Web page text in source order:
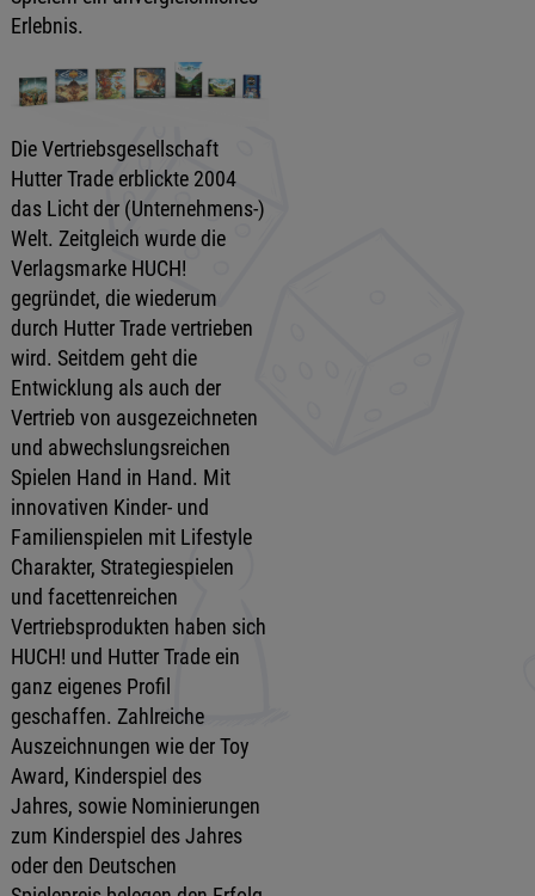
Erlebnis.
Die Vertriebsgesellschaft
Hutter Trade erblickte 2004
das Licht der (Unternehmens-)
Welt. Zeitgleich wurde die
Verlagsmarke HUCH!
gegründet, die wiederum
durch Hutter Trade vertrieben
wird. Seitdem geht die
Entwicklung als auch der
Vertrieb von ausgezeichneten
und abwechslungsreichen
Spielen Hand in Hand. Mit
innovativen Kinder- und
Familienspielen mit Lifestyle
Charakter, Strategiespielen
und facettenreichen
Vertriebsprodukten haben sich
HUCH! und Hutter Trade ein
ganz eigenes Profil
geschaffen. Zahlreiche
Auszeichnungen wie der Toy
Award, Kinderspiel des
Jahres, sowie Nominierungen
zum Kinderspiel des Jahres
oder den Deutschen